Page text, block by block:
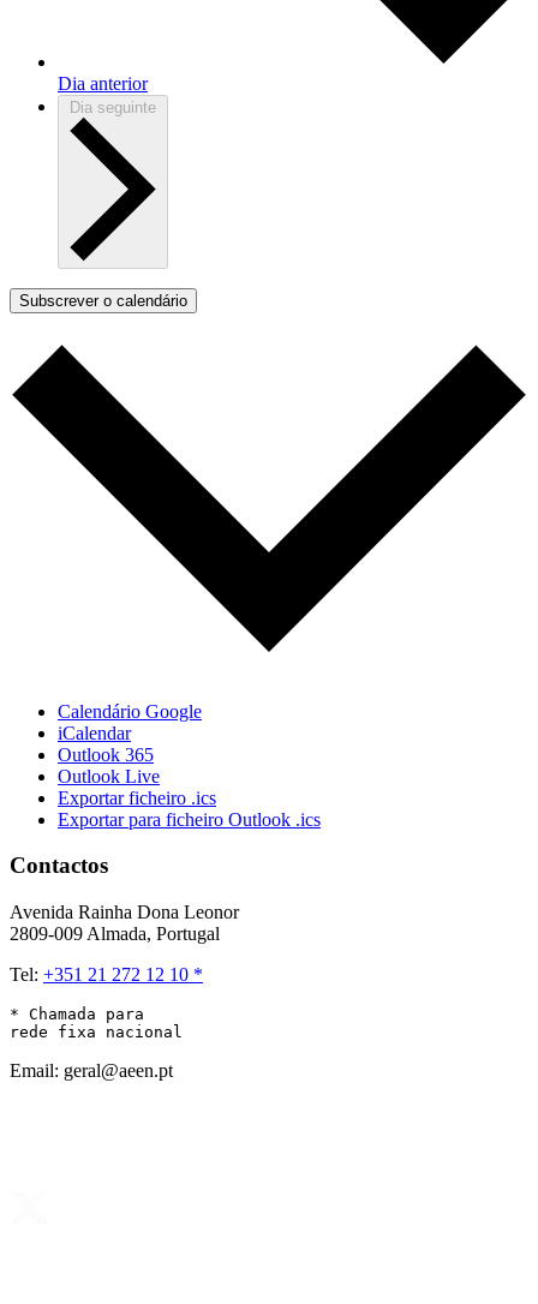
Dia anterior
Dia seguinte
Subscrever o calendário
Calendário Google
iCalendar
Outlook 365
Outlook Live
Exportar ficheiro .ics
Exportar para ficheiro Outlook .ics
Contactos
Avenida Rainha Dona Leonor
2809-009 Almada, Portugal
Tel: +351 21 272 12 10 *
* Chamada para
rede fixa nacional
Email: geral@aeen.pt